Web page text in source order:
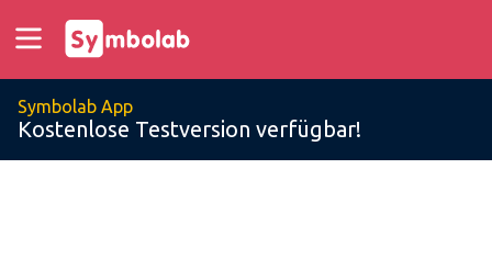
Symbolab App
Kostenlose Testversion verfügbar!